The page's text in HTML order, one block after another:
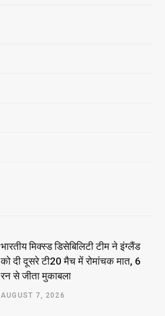
भारतीय मिक्स्ड डिसेबिलिटी टीम ने इंग्लैंड
को दी दूसरे टी20 मैच में रोमांचक मात, 6
रन से जीता मुकाबला
AUGUST 7, 2026